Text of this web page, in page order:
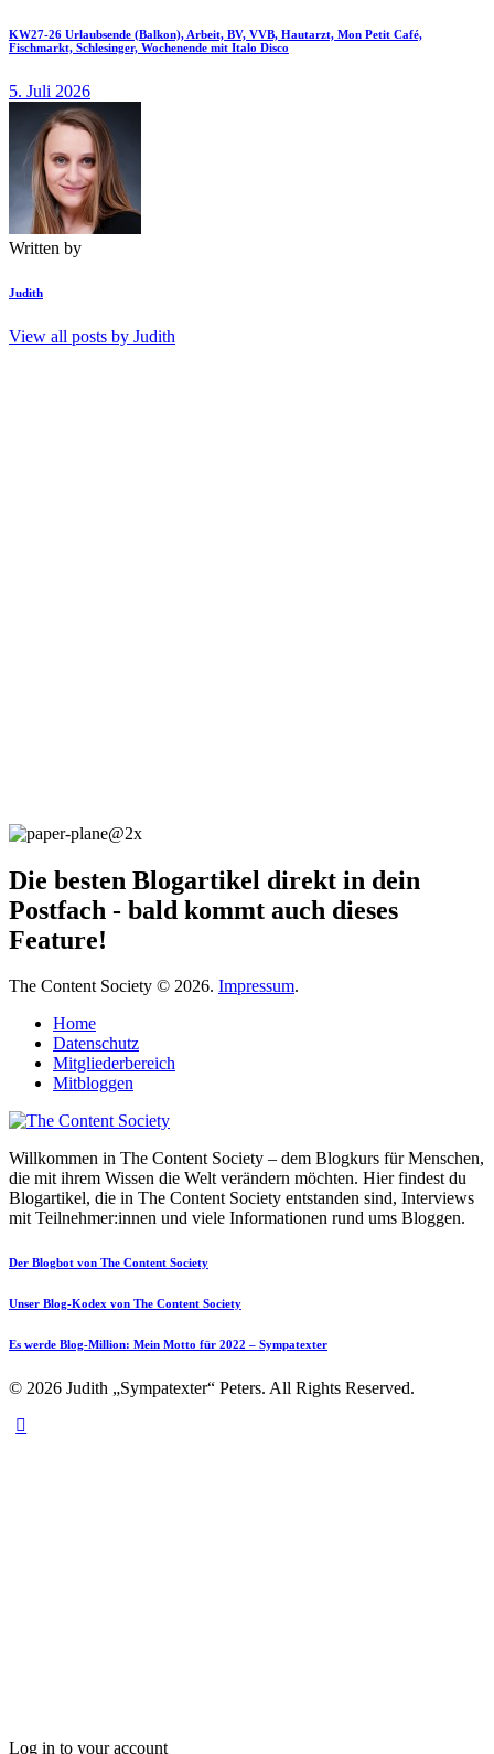
KW27-26 Urlaubsende (Balkon), Arbeit, BV, VVB, Hautarzt, Mon Petit Café,
Fischmarkt, Schlesinger, Wochenende mit Italo Disco
5. Juli 2026
Written by
Judith
View all posts by Judith
Die besten Blogartikel direkt in dein
Postfach - bald kommt auch dieses
Feature!
The Content Society © 2026. Impressum.
Home
Datenschutz
Mitgliederbereich
Mitbloggen
Willkommen in The Content Society – dem Blogkurs für Menschen,
die mit ihrem Wissen die Welt verändern möchten. Hier findest du
Blogartikel, die in The Content Society entstanden sind, Interviews
mit Teilnehmer:innen und viele Informationen rund ums Bloggen.
Der Blogbot von The Content Society
Unser Blog-Kodex von The Content Society
Es werde Blog-Million: Mein Motto für 2022 – Sympatexter
© 2026 Judith „Sympatexter“ Peters. All Rights Reserved.
Log in to your account